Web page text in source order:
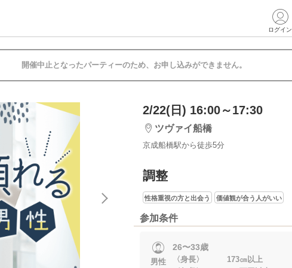
ログイン
開催中止となったパーティーのため、お申し込みができません。
2/22(日) 16:00～17:30
ツヴァイ船橋
京成船橋駅から徒歩5分
調整
性格重視の方と出会う 価値観が合う人がいい
参加条件
男性
26〜33歳
〈身長〉 173㎝以上